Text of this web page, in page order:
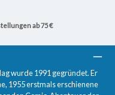
ab 75 €
wurde 1991 gegründet. Er
1955 erstmals erschienene